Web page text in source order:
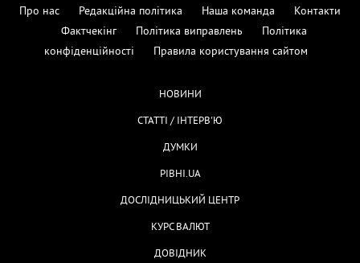
Про нас Редакційна політика Наша команда
Контакти
Фактчекінг
Політика виправлень
Політика
конфіденційності
Правила користування сайтом
НОВИНИ
СТАТТІ / ІНТЕРВ'Ю
ДУМКИ
РІВНІ.UA
ДОСЛІДНИЦЬКИЙ ЦЕНТР
КУРС ВАЛЮТ
ДОВІДНИК